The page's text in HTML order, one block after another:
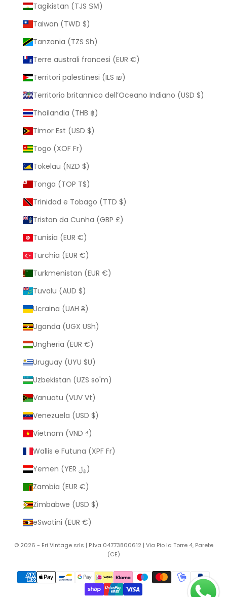
Tagikistan (TJS ЅМ)
Taiwan (TWD $)
Tanzania (TZS Sh)
Terre australi francesi (EUR €)
Territori palestinesi (ILS ₪)
Territorio britannico dell’Oceano Indiano (USD $)
Thailandia (THB ฿)
Timor Est (USD $)
Togo (XOF Fr)
Tokelau (NZD $)
Tonga (TOP T$)
Trinidad e Tobago (TTD $)
Tristan da Cunha (GBP £)
Tunisia (EUR €)
Turchia (EUR €)
Turkmenistan (EUR €)
Tuvalu (AUD $)
Ucraina (UAH ₴)
Uganda (UGX USh)
Ungheria (EUR €)
Uruguay (UYU $U)
Uzbekistan (UZS so'm)
Vanuatu (VUV Vt)
Venezuela (USD $)
Vietnam (VND ₫)
Wallis e Futuna (XPF Fr)
Yemen (YER ﷼)
Zambia (EUR €)
Zimbabwe (USD $)
eSwatini (EUR €)
© 2026 - Eri Vintage srls | P.Iva 04773800612 | Via Pio la Torre 4, Parete
(CE)